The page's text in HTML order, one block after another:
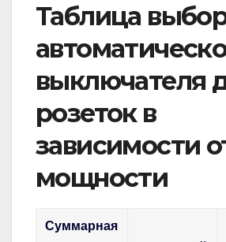
Таблица
выключателя
розеток в
зависимости
мощности
Суммарная